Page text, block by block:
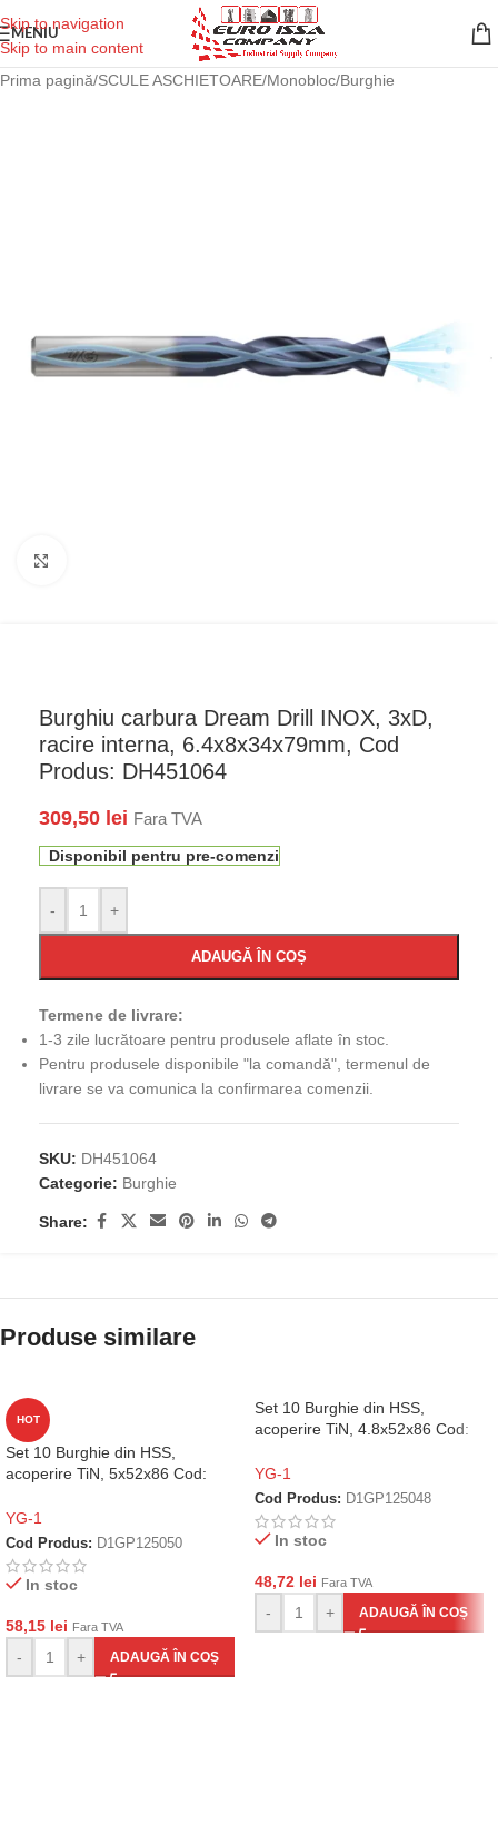
Skip to navigation
Skip to main content
MENIU
Prima pagină/SCULE ASCHIETOARE/Monobloc/Burghie
Burghiu carbura Dream Drill INOX, 3xD,
racire interna, 6.4x8x34x79mm, Cod
Produs: DH451064
309,50 lei Fara TVA
Disponibil pentru pre-comenzi
- +
ADAUGĂ ÎN COȘ
Termene de livrare:
1-3 zile lucrătoare pentru produsele aflate în stoc.
Pentru produsele disponibile "la comandă", termenul de
livrare se va comunica la confirmarea comenzii.
SKU: DH451064
Categorie: Burghie
Share:
Produse similare
HOT
Set 10 Burghie din HSS,
acoperire TiN, 5x52x86 Cod:
YG-1
Cod Produs: D1GP125050
In stoc
58,15 lei Fara TVA
- + ADAUGĂ ÎN COȘ
Set 10 Burghie din HSS,
acoperire TiN, 4.8x52x86 Cod:
YG-1
Cod Produs: D1GP125048
In stoc
48,72 lei Fara TVA
- + ADAUGĂ ÎN COȘ